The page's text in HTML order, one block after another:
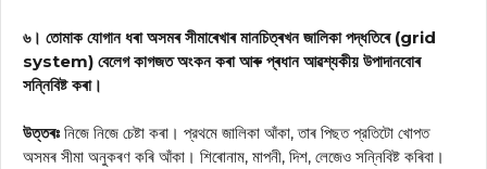
৬। তোমাক যোগান ধৰা অসমৰ সীমাৰেখাৰ মানচিত্ৰখন জালিকা পদ্ধতিৰে (grid
system) বেলেগ কাগজত অংকন কৰা আৰু প্ৰধান আৱশ্যকীয় উপাদানবোৰ
সন্নিবিষ্ট কৰা।
উত্তৰঃ নিজে নিজে চেষ্টা কৰা। প্রথমে জালিকা আঁকা, তাৰ পিছত প্রতিটো খোপত
অসমৰ সীমা অনুকৰণ কৰি আঁকা। শিৰোনাম, মাপনী, দিশ, লেজেও সন্নিবিষ্ট কৰিবা।